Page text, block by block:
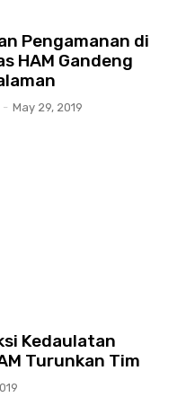
Pengamanan di
HAM Gandeng
- May 29, 2019
Kedaulatan
Turunkan Tim